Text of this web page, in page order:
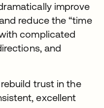
improve
reduce the “time
complicated
and
trust in the
excellent